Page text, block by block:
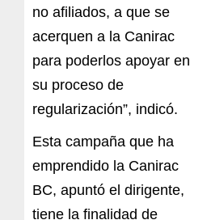
no afiliados, a que se
acerquen a la Canirac
para poderlos apoyar en
su proceso de
regularización”, indicó.
Esta campaña que ha
emprendido la Canirac
BC, apuntó el dirigente,
tiene la finalidad de